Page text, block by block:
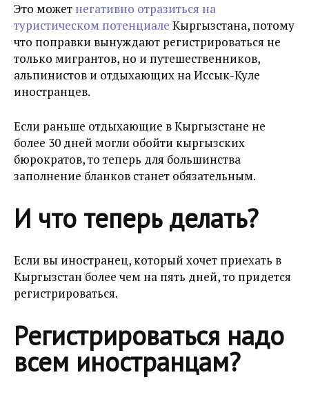
Это может негативно отразиться на
туристическом потенциале Кыргызстана, потому
что поправки вынуждают регистрироваться не
только мигрантов, но и путешественников,
альпинистов и отдыхающих на Иссык-Куле
иностранцев.
Если раньше отдыхающие в Кыргызстане не
более 30 дней могли обойти кыргызских
бюрократов, то теперь для большинства
заполнение бланков станет обязательным.
И что теперь делать?
Если вы иностранец, который хочет приехать в
Кыргызстан более чем на пять дней, то придется
регистрироваться.
Регистрироваться надо
всем иностранцам?